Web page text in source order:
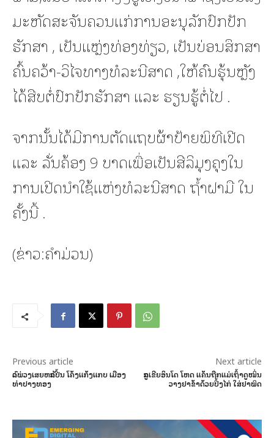
ມະຫັດສະຈັນຄວນແກ່ການອະນຸລັກປົກປັກ
ຮັກສາ , ເປັນແຫຼ່ງທ່ອງທ່ຽວ, ເປັນບ່ອນສຶກສາ
ຄົ້ນຄວ້າ-ວິໄຈທາງທໍລະນີສາດ ,ໃຫ້ຄົນຮຸ້ນຫຼັງ
ໄດ້ສືບຕໍ່ປົກປັກຮັກສາ ແລະ ຮຽນຮູ້ຕໍ່ໄປ .
ຈາກນັ້ນໄດ້ມີການຕັດແຖບຜ້າປ້າຍພິທີເປີດ
ແລະ ລັ່ນຄ້ອງ 9 ບາດເພື່ອເປັນສີລິມຸງຄຸງໃນ
ການເປີດນໍາໃຊ້ແຫ່ງທໍລະນີສາດ ຖໍ້າຝາມື ໃນ
ຄັ້ງນີ້ .
(ຂ່າວ:ຄຳມ່ວນ)
Previous article
ລົດພ່ວງເສຍຫລັກປີ້ນ ໂຄ້ງແກ້ງແກບ ເມືອງ
ທ່າປາງທອງ
Next article
ລູກເຂີຍອິນໂດ ໂຫດ ແຄ້ນຖືກແມ່ເຖົ້າດູໝິ່ນ
ວາງຢາຂ້າດ້ວຍປິ້ງໄກ່ ໃສ່ຢາພິດ